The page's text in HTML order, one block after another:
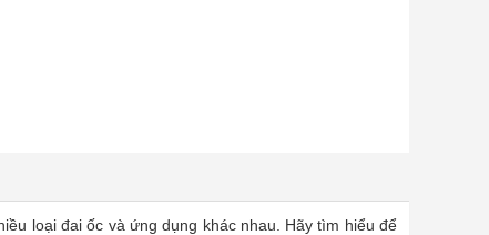
loại đai ốc và ứng dụng khác nhau. Hãy tìm hiểu để